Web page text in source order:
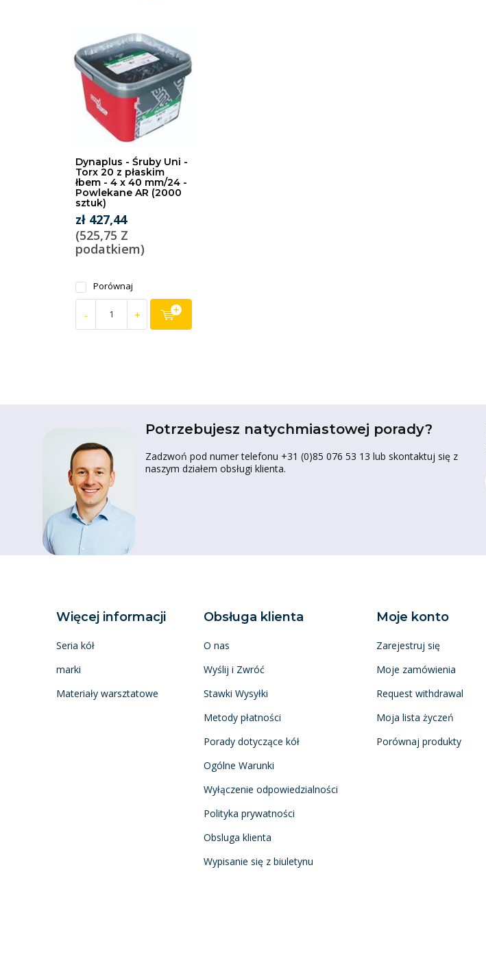
Dynaplus - Śruby Uni -
Torx 20 z płaskim
łbem - 4 x 40 mm/24 -
Powlekane AR (2000
sztuk)
zł 427,44
(525,75 Z
podatkiem)
Porównaj
- +
Potrzebujesz natychmiastowej porady?
Zadzwoń pod numer telefonu +31 (0)85 076 53 13 lub skontaktuj się z
naszym działem obsługi klienta.
Więcej informacji
Seria kół
marki
Materiały warsztatowe
Obsługa klienta
O nas
Wyślij i Zwróć
Stawki Wysyłki
Metody płatności
Porady dotyczące kół
Ogólne Warunki
Wyłączenie odpowiedzialności
Polityka prywatności
Obsluga klienta
Wypisanie się z biuletynu
Moje konto
Zarejestruj się
Moje zamówienia
Request withdrawal
Moja lista życzeń
Porównaj produkty